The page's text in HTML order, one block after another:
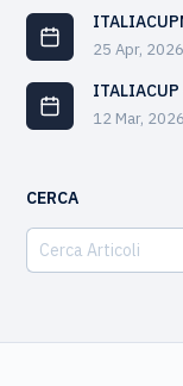
25 Apr, 2026
ITALIACUP
12 Mar, 2026
CERCA